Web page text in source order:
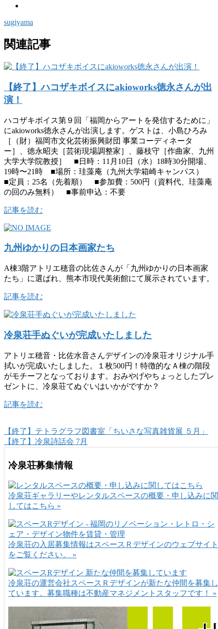
sugiyama
関連記事
【終了】ハコザキボイスにakioworks徳永さんが出
演！
ハコザキボイス第９回「福岡からアートを発信するために」
にakioworks徳永さんが出演します。ゲストは、小島ひろみ
［（財）福岡市文化芸術振興財団 事業コーディネータ
ー］、徳永昭夫［芸術現場調整家］、藤枝守［作曲家、九州
大学大学院教授］ ■日時：11月10日（水）18時30分開場、
19時〜21時 ■場所：珪藻庵（九州大学箱崎キャンパス）
■定員：25名（先着順） ■参加費：500円（資料代、珪藻庵
の回のみ無料） ■事前申込：不要
記事を読む
九州ゆかりの日本画家たち
A棟3階アトリエ穂音の比佐さんが「九州ゆかりの日本画家
たち」に選ばれ、熊本市現代美術館にて展示されています。
記事を読む
冷泉荘手ぬぐいが完成いたしました
アトリエ穂音・比佐水音さんデザインの冷泉荘オリジナル手
拭いが完成いたしました。１枚500円！特徴的なＡ棟の階段
がモチーフとなっております。おみやげやちょっとしたプレ
ゼントに、冷泉荘てぬぐいはいかがですか？
記事を読む
【終了】テトラグラフ図書室「ちいさな写真雑貨展 ５月」
【終了】冷泉詩話会 7月
冷泉荘募集情報
冷泉荘ギャラリーやレンタルスペースの概要・申し込みに関
してはこちら »
冷泉荘の入居募集情報はスペースＲデザインのウェブサイト
をご覧ください。 »
冷泉荘の運営会社スペースＲデザインが新たな仲間を募集し
ています。募集職種は不動産マネジメントスタッフです！ »